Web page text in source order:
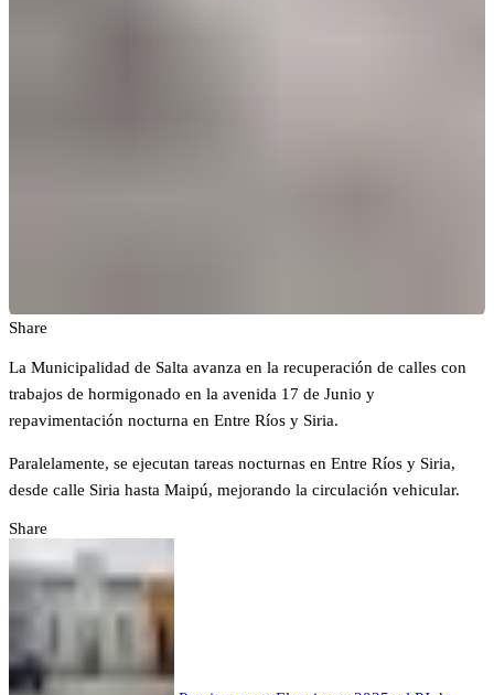
Share
La Municipalidad de Salta avanza en la recuperación de calles con
trabajos de hormigonado en la avenida 17 de Junio y
repavimentación nocturna en Entre Ríos y Siria.
Paralelamente, se ejecutan tareas nocturnas en Entre Ríos y Siria,
desde calle Siria hasta Maipú, mejorando la circulación vehicular.
Share